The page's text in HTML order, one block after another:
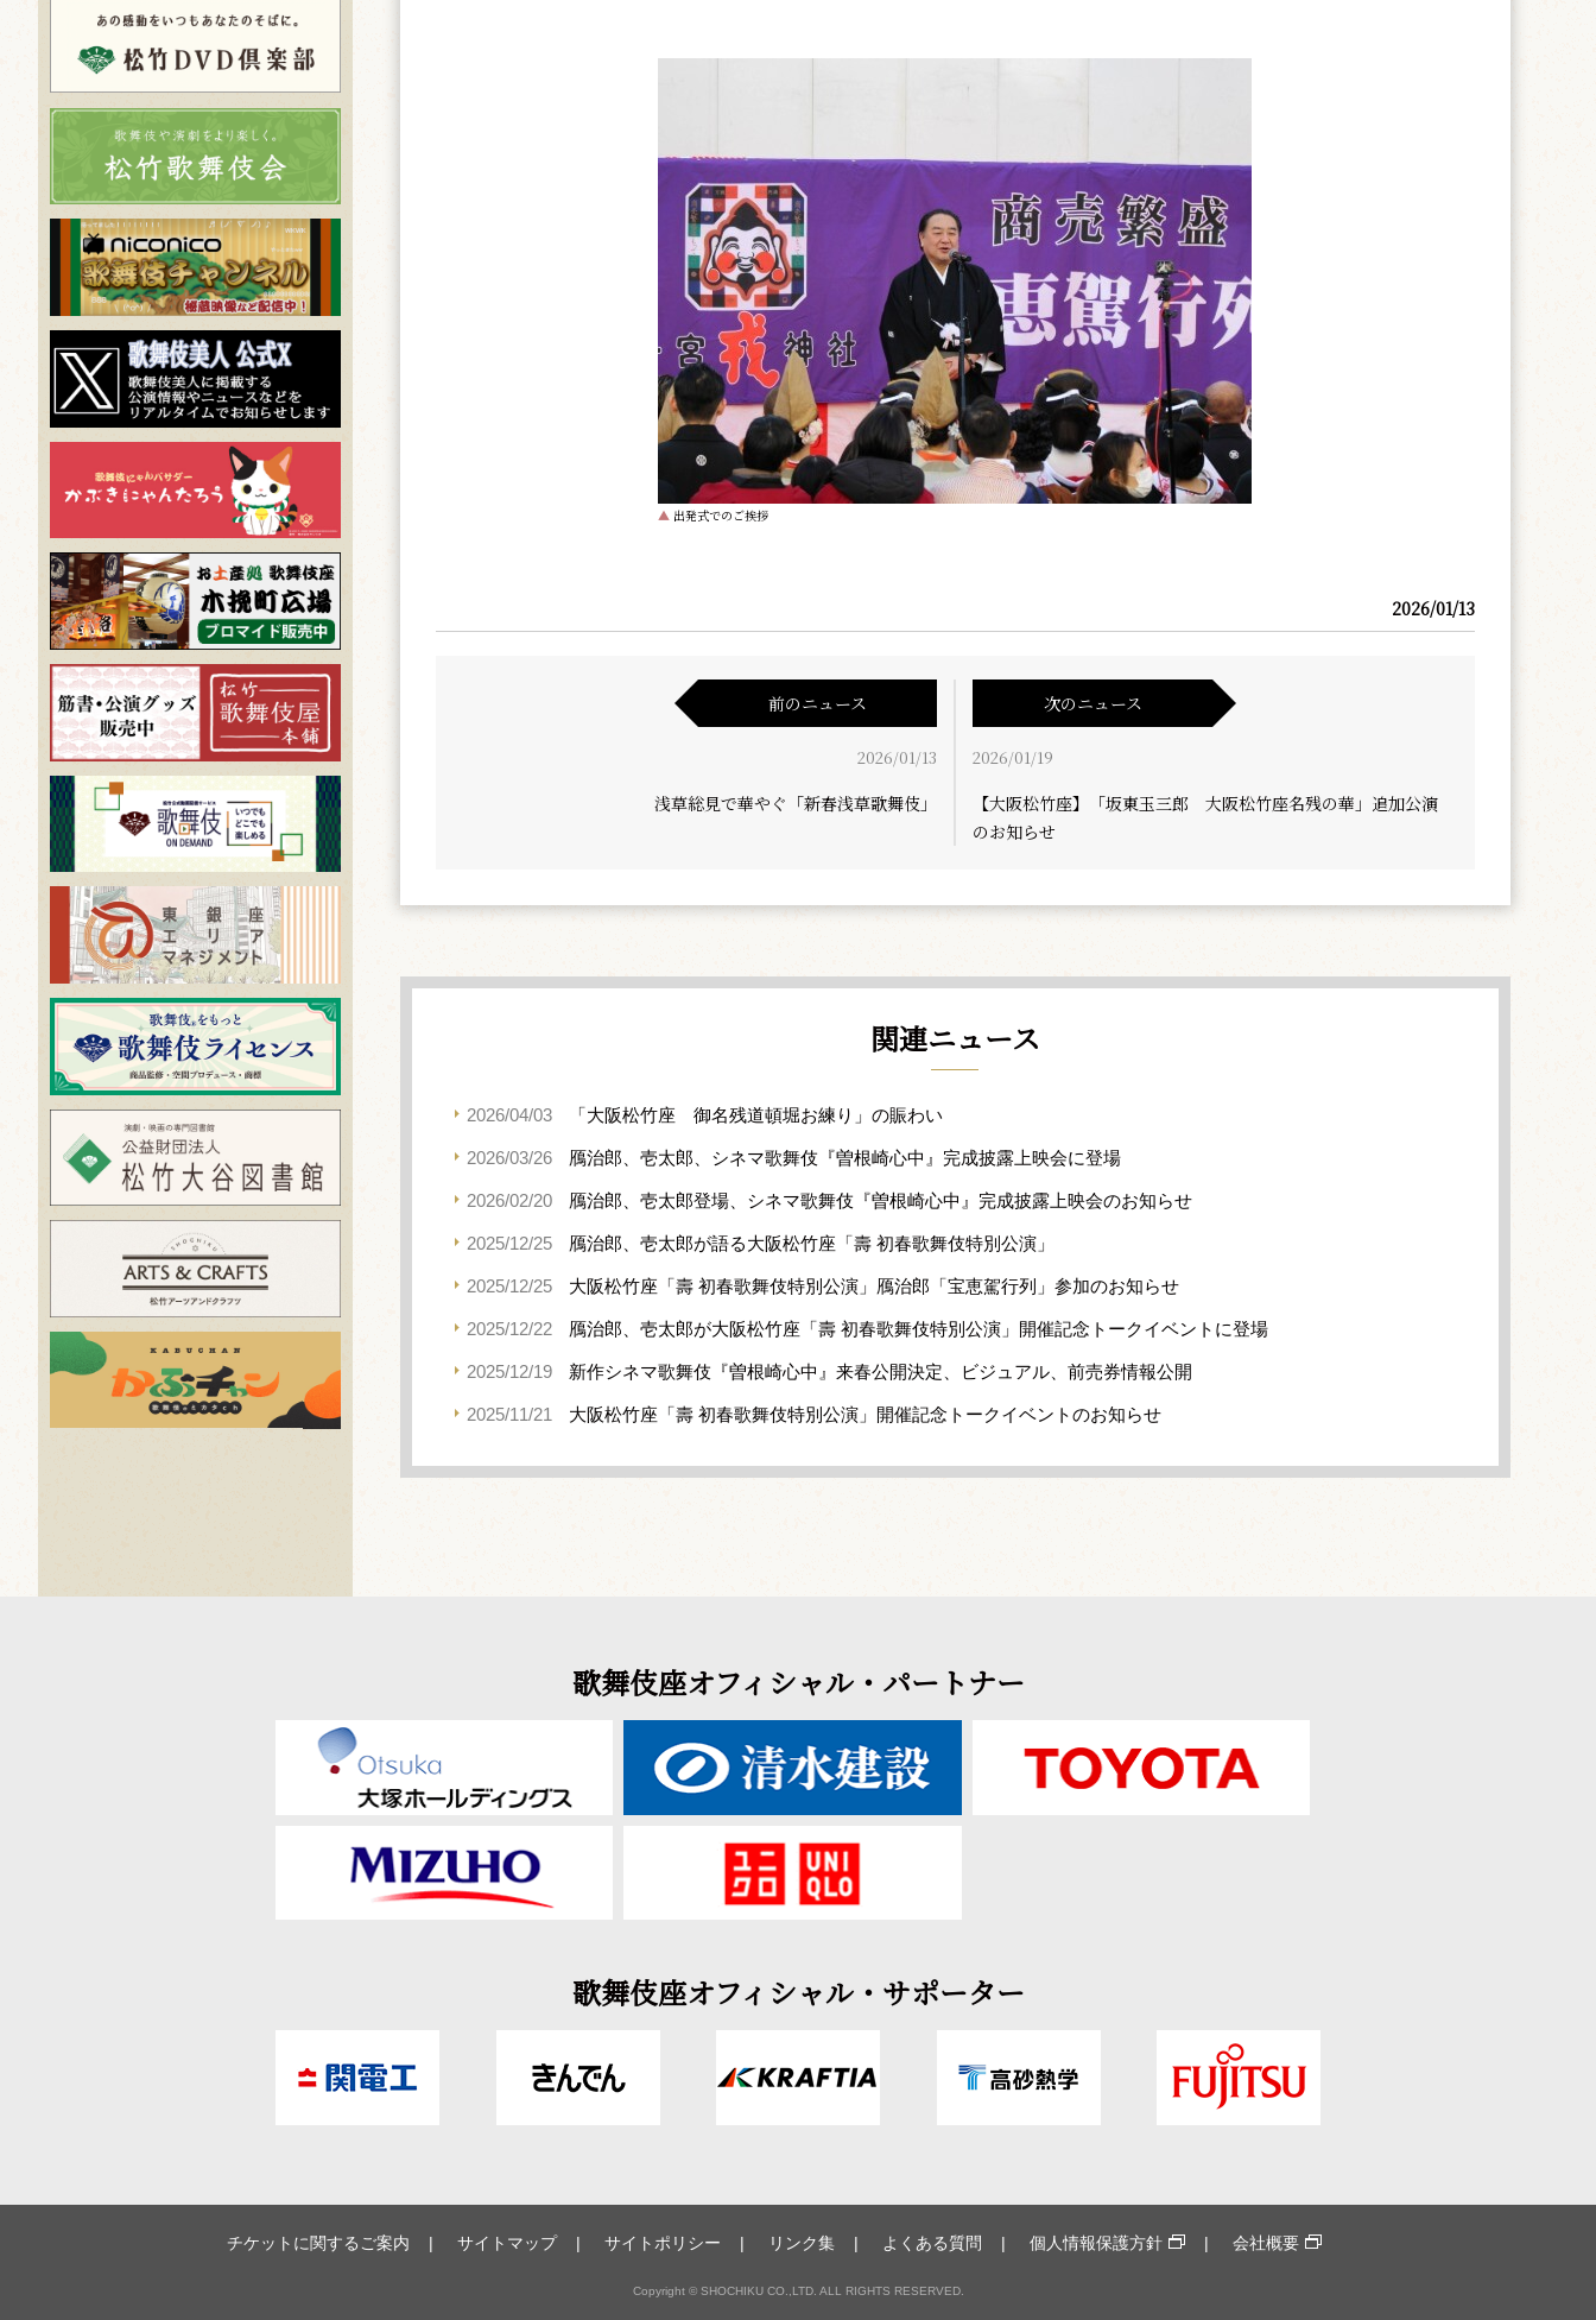
▲ 出発式でのご挨拶
2026/01/13
前のニュース
2026/01/13
浅草総見で華やぐ「新春浅草歌舞伎」
次のニュース
2026/01/19
【大阪松竹座】「坂東玉三郎 大阪松竹座名残の華」追加公演
のお知らせ
関連ニュース
2026/04/03 「大阪松竹座 御名残道頓堀お練り」の賑わい
2026/03/26 鴈治郎、壱太郎、シネマ歌舞伎『曽根崎心中』完成披露上映会に登場
2026/02/20 鴈治郎、壱太郎登場、シネマ歌舞伎『曽根崎心中』完成披露上映会のお知らせ
2025/12/25 鴈治郎、壱太郎が語る大阪松竹座「壽 初春歌舞伎特別公演」
2025/12/25 大阪松竹座「壽 初春歌舞伎特別公演」鴈治郎「宝恵駕行列」参加のお知らせ
2025/12/22 鴈治郎、壱太郎が大阪松竹座「壽 初春歌舞伎特別公演」開催記念トークイベントに登場
2025/12/19 新作シネマ歌舞伎『曽根崎心中』来春公開決定、ビジュアル、前売券情報公開
2025/11/21 大阪松竹座「壽 初春歌舞伎特別公演」開催記念トークイベントのお知らせ
歌舞伎座オフィシャル・パートナー
歌舞伎座オフィシャル・サポーター
チケットに関するご案内 サイトマップ サイトポリシー リンク集 よくある質問 個人情報保護方針 会社概要
Copyright © SHOCHIKU CO.,LTD. ALL RIGHTS RESERVED.